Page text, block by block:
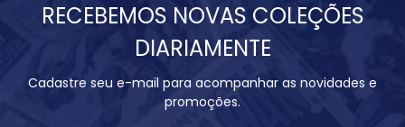
RECEBEMOS NOVAS COLEÇÕES
DIARIAMENTE
Cadastre seu e-mail para acompanhar as novidades e
promoções.